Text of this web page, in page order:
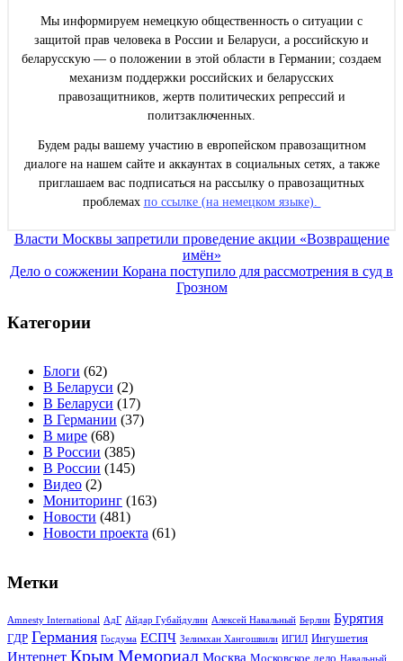
Мы информируем немецкую общественность о ситуации с
защитой прав человека в России и Беларуси, а российскую и
беларусскую — о положении в этой области в Германии; создаем
механизм поддержки российских и беларусских
правозащитников, жертв политических репрессий и
политзаключенных.
Будем рады вашему участию в европейском правозащитном
диалоге на нашем сайте и аккаунтах в социальных сетях, а также
приглашаем вас подписаться на рассылку о правозащитных
проблемах по ссылке (на немецком языке).
Навигация
по
Власти Москвы запретили проведение акции «Возвращение
имён»
Дело о сожжении Корана поступило для рассмотрения в суд в
Грозном
Категории
Блоги (62)
В Беларуси (2)
В Беларуси (17)
В Германии (37)
В мире (68)
В России (385)
В России (145)
Видео (2)
Мониторинг (163)
Новости (481)
Новости проекта (61)
Метки
Amnesty International АдГ Айдар Губайдулин Алексей Навальный Берлин Бурятия
ГДР Германия Госдума ЕСПЧ Зелимхан Хангошвили ИГИЛ Ингушетия
Интернет Крым Мемориал Москва Московское дело Навальный